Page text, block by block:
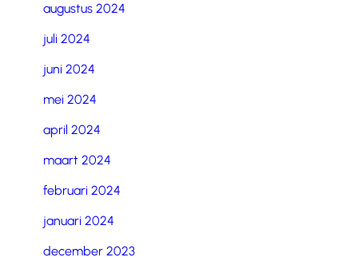
augustus 2024
juli 2024
juni 2024
mei 2024
april 2024
maart 2024
februari 2024
januari 2024
december 2023